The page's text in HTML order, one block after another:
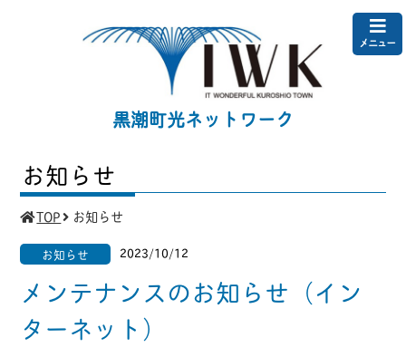
黒潮町光ネットワーク
メニュー
お知らせ
TOP お知らせ
お知らせ 2023/10/12
メンテナンスのお知らせ（イン
ターネット）